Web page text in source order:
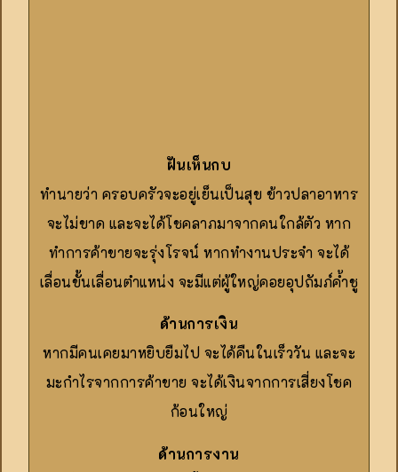
ฝันเห็นกบ
ทำนายว่า ครอบครัวจะอยู่เย็นเป็นสุข ข้าวปลาอาหาร
จะไม่ขาด และจะได้โชคลาภมาจากคนใกล้ตัว หาก
ทำการค้าขายจะรุ่งโรจน์ หากทำงานประจำ จะได้
เลื่อนขั้นเลื่อนตำแหน่ง จะมีแต่ผู้ใหญ่คอยอุปถัมภ์ค้ำชู
ด้านการเงิน
หากมีคนเคยมาหยิบยืมไป จะได้คืนในเร็ววัน และจะ
มะกำไรจากการค้าขาย จะได้เงินจากการเสี่ยงโชค
ก้อนใหญ่
ด้านการงาน